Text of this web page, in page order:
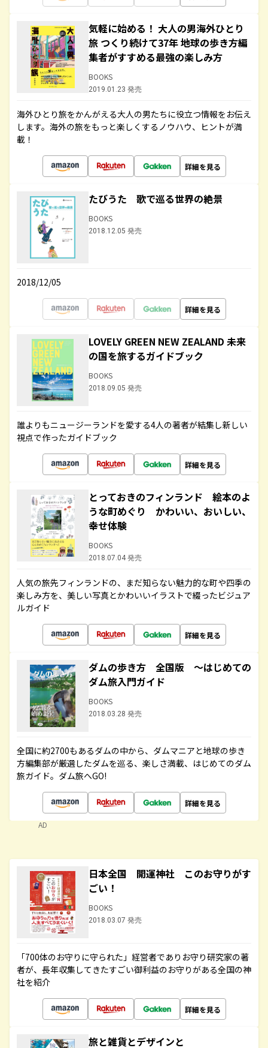
気軽に始める！ 大人の男海外ひとり
旅 つくり続けて37年 地球の歩き方編
集者がすすめる最強の楽しみ方
BOOKS
2019.01.23 発売
海外ひとり旅をかんがえる大人の男たちに役立つ情報をお伝え
します。海外の旅をもっと楽しくするノウハウ、ヒントが満
載！
詳細を見る
たびうた 歌で巡る世界の絶景
BOOKS
2018.12.05 発売
2018/12/05
詳細を見る
LOVELY GREEN NEW ZEALAND 未来
の国を旅するガイドブック
BOOKS
2018.09.05 発売
誰よりもニュージーランドを愛する4人の著者が結集し新しい
視点で作ったガイドブック
詳細を見る
とっておきのフィンランド 絵本のよ
うな町めぐり かわいい、おいしい、
幸せ体験
BOOKS
2018.07.04 発売
人気の旅先フィンランドの、まだ知らない魅力的な町や四季の
楽しみ方を、美しい写真とかわいいイラストで綴ったビジュア
ルガイド
詳細を見る
ダムの歩き方 全国版 ～はじめての
ダム旅入門ガイド
BOOKS
2018.03.28 発売
全国に約2700もあるダムの中から、ダムマニアと地球の歩き
方編集部が厳選したダムを巡る、楽しさ満載、はじめてのダム
旅ガイド。ダム旅へGO!
詳細を見る
AD
日本全国 開運神社 このお守りがす
ごい！
BOOKS
2018.03.07 発売
「700体のお守りに守られた」経営者でありお守り研究家の著
者が、長年収集してきたすごい御利益のお守りがある全国の神
社を紹介
詳細を見る
旅と雑貨とデザインと